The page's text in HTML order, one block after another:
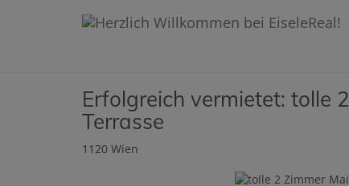
Erfolgreich vermietet: tolle
Terrasse
1120 Wien